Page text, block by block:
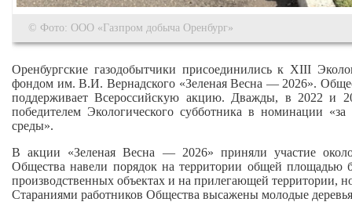
© Фото: ООО «Газпром добыча Оренбург»
Оренбургские газодобытчики присоединились к XIII
фондом им. В.И. Вернадского «Зеленая Весна — 2026».
поддерживает Всероссийскую акцию. Дважды, в 2022 и
победителем Экологического субботника в номинации
среды».
В акции «Зеленая Весна — 2026» приняли участие
Общества навели порядок на территории общей площадью
производственных объектах и на прилегающей территории,
Стараниями работников Общества высажены молодые